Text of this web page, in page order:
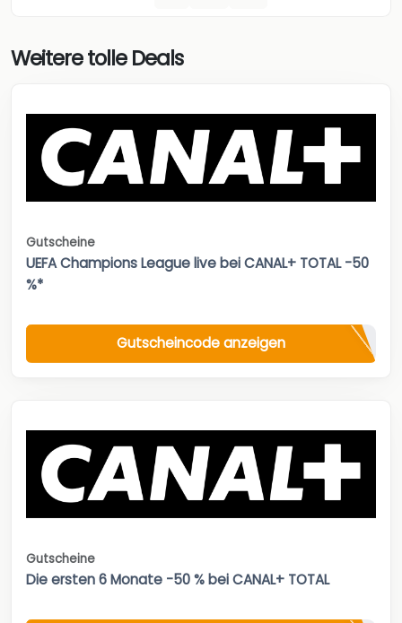
Weitere tolle Deals
Gutscheine
UEFA Champions League live bei CANAL+ TOTAL -50
%*
Gutscheincode anzeigen
Gutscheine
Die ersten 6 Monate -50 % bei CANAL+ TOTAL